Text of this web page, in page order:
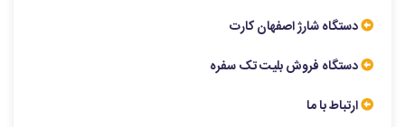
دستگاه شارژ اصفهان کارت
دستگاه فروش بلیت تک سفره
ارتباط با ما